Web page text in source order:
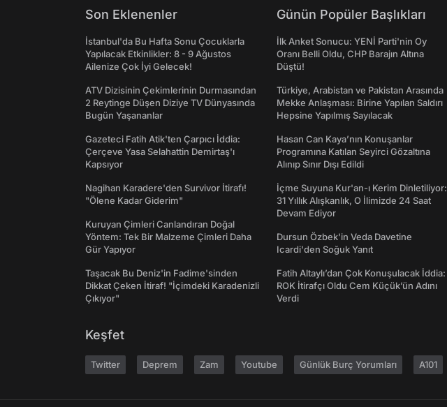
Son Eklenenler
İstanbul'da Bu Hafta Sonu Çocuklarla
Yapılacak Etkinlikler: 8 - 9 Ağustos
Ailenize Çok İyi Gelecek!
ATV Dizisinin Çekimlerinin Durmasından
2 Reytinge Düşen Diziye TV Dünyasında
Bugün Yaşananlar
Gazeteci Fatih Atik'ten Çarpıcı İddia:
Çerçeve Yasa Selahattin Demirtaş'ı
Kapsıyor
Nagihan Karadere'den Survivor İtirafı!
"Ölene Kadar Giderim"
Kuruyan Çimleri Canlandıran Doğal
Yöntem: Tek Bir Malzeme Çimleri Daha
Gür Yapıyor
Taşacak Bu Deniz'in Fadime'sinden
Dikkat Çeken İtiraf! "İçimdeki Karadenizli
Çıkıyor"
Günün Popüler Başlıkları
İlk Anket Sonucu: YENİ Parti'nin Oy
Oranı Belli Oldu, CHP Barajın Altına
Düştü!
Türkiye, Arabistan ve Pakistan Arasında
Mekke Anlaşması: Birine Yapılan Saldırı
Hepsine Yapılmış Sayılacak
Hasan Can Kaya’nın Konuşanlar
Programına Katılan Seyirci Gözaltına
Alınıp Sınır Dışı Edildi
İçme Suyuna Kur'an-ı Kerim Dinletiliyor:
31 Yıllık Alışkanlık, O İlimizde 24 Saat
Devam Ediyor
Dursun Özbek'in Veda Davetine
Icardi'den Soğuk Yanıt
Fatih Altaylı’dan Çok Konuşulacak İddia:
ROK İtirafçı Oldu Cem Küçük’ün Adını
Verdi
Keşfet
Twitter Deprem Zam Youtube Günlük Burç Yorumları A101